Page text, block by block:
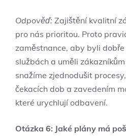
Odpověď: Zajištění kvalitní
pro nás prioritou. Proto
zaměstnance, aby byli
službách a uměli
snažíme zjednodušit
čekacích dob a zavedením
které urychlují odbavení.
Otázka 6: Jaké plány má